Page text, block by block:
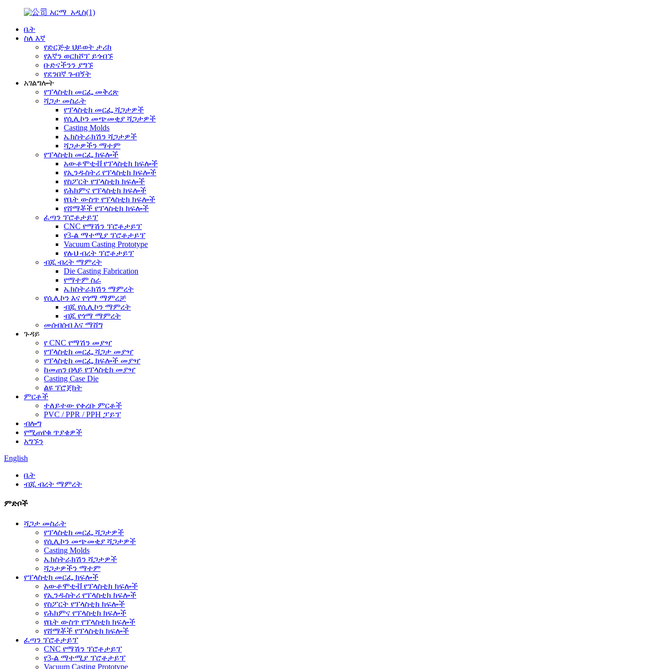
ቤት
ስለ እኛ
የድርጅቱ ህይወት ታሪክ
የእኛን ወርክሾፕ ይጎብኙ
ቡድናችንን ያግኙ
የደንበኛ ጉብኝት
አገልግሎት
የፕላስቲክ መርፌ መቅረጽ
ሻጋታ መስራት
የፕላስቲክ መርፌ ሻጋታዎች
የሲሊኮን መጭመቂያ ሻጋታዎች
Casting Molds
ኤክስትራክሽን ሻጋታዎች
ሻጋታዎችን ማተም
የፕላስቲክ መርፌ ክፍሎች
አውቶሞቲቭ የፕላስቲክ ክፍሎች
የኢንዱስትሪ የፕላስቲክ ክፍሎች
የስፖርት የፕላስቲክ ክፍሎች
የሕክምና የፕላስቲክ ክፍሎች
የቤት ውስጥ የፕላስቲክ ክፍሎች
የሸማቾች የፕላስቲክ ክፍሎች
ፈጣን ፕሮቶታይፕ
CNC የማሽን ፕሮቶታይፕ
የ3-ል ማተሚያ ፕሮቶታይፕ
Vacuum Casting Prototype
የሉህ ብረት ፕሮቶታይፕ
ብጁ ብረት ማምረት
Die Casting Fabrication
የማተም ስራ
ኤክስትራክሽን ማምረት
የሲሊኮን እና የጎማ ማምረቻ
ብጁ የሲሊኮን ማምረት
ብጁ የጎማ ማምረት
መሰብሰብ እና ማሸግ
ጉዳይ
የ CNC የማሽን መያዣ
የፕላስቲክ መርፌ ሻጋታ መያዣ
የፕላስቲክ መርፌ ክፍሎች መያዣ
ከመጠን በላይ የፕላስቲክ መያዣ
Casting Case Die
ልዩ ፕሮጀክት
ምርቶች
ተለይተው የቀረቡ ምርቶች
PVC / PPR / PPH ፓይፕ
ብሎግ
የሚጠየቁ ጥያቄዎች
አግኙን
English
ቤት
ብጁ ብረት ማምረት
ምድቦች
ሻጋታ መስራት
የፕላስቲክ መርፌ ሻጋታዎች
የሲሊኮን መጭመቂያ ሻጋታዎች
Casting Molds
ኤክስትራክሽን ሻጋታዎች
ሻጋታዎችን ማተም
የፕላስቲክ መርፌ ክፍሎች
አውቶሞቲቭ የፕላስቲክ ክፍሎች
የኢንዱስትሪ የፕላስቲክ ክፍሎች
የስፖርት የፕላስቲክ ክፍሎች
የሕክምና የፕላስቲክ ክፍሎች
የቤት ውስጥ የፕላስቲክ ክፍሎች
የሸማቾች የፕላስቲክ ክፍሎች
ፈጣን ፕሮቶታይፕ
CNC የማሽን ፕሮቶታይፕ
የ3-ል ማተሚያ ፕሮቶታይፕ
Vacuum Casting Prototype